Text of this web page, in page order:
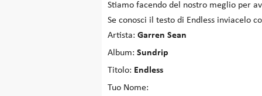
Stiamo facendo del nostro meglio per
Se conosci il testo di Endless inviacelo
Artista: Garren Sean
Album: Sundrip
Titolo: Endless
Tuo Nome: